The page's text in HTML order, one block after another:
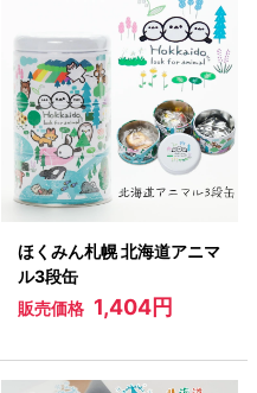
ほくみん札幌 北海道アニマ
ル3段缶
販売価格 1,404円